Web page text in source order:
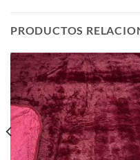
PRODUCTOS